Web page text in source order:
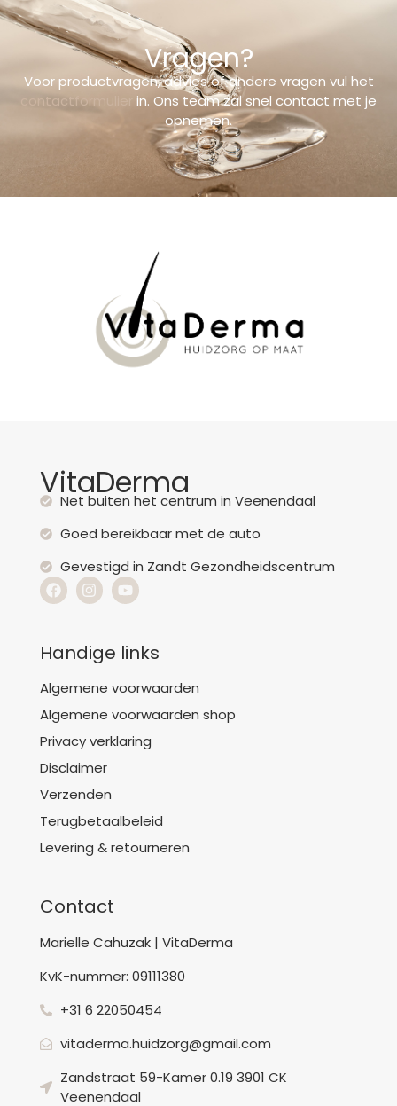
Vragen?
Voor productvragen, advies of andere vragen vul het
contactformulier
in. Ons team zal snel contact met je
opnemen.
VitaDerma
Net buiten het centrum in Veenendaal
Goed bereikbaar met de auto
Gevestigd in Zandt Gezondheidscentrum
Handige links
Algemene voorwaarden
Algemene voorwaarden shop
Privacy verklaring
Disclaimer
Verzenden
Terugbetaalbeleid
Levering & retourneren
Contact
Marielle Cahuzak | VitaDerma
KvK-nummer: 09111380
+31 6 22050454
vitaderma.huidzorg@gmail.com
Zandstraat 59-Kamer 0.19 3901 CK
Veenendaal